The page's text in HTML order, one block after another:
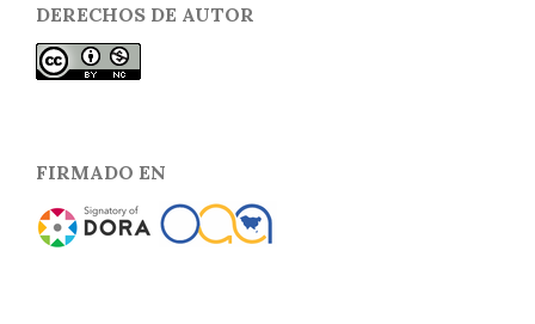
DERECHOS DE AUTOR
FIRMADO EN